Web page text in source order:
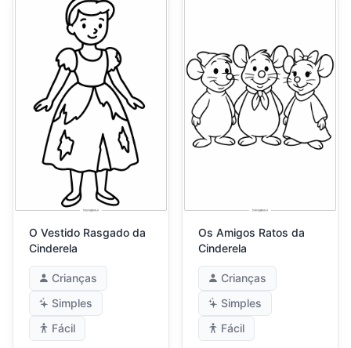
O Vestido Rasgado da
Cinderela
Crianças
Simples
Fácil
Os Amigos Ratos da
Cinderela
Crianças
Simples
Fácil